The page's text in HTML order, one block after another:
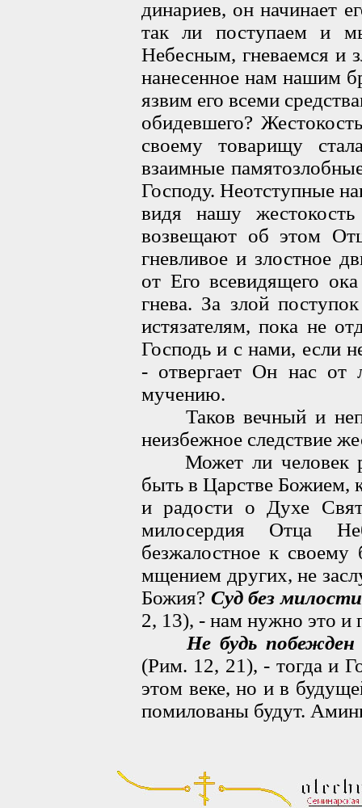
динариев, он начинает
так ли поступаем и
Небесным, гневаемся и
нанесенное нам нашим
язвим его всеми
обидевшего?
своему товарищу
взаимные
Господу. Неотступные
видя нашу
возвещают об этом
гневливое и злостное
от Его всевидящего
гнева. За злой
истязателям, пока не
Господь и с нами, если
- отвергает Он нас от
мучению.
Таков вечный и
неизбежное следствие
Может ли человек
быть в Царстве Божием,
и радости о Духе
милосердия Отца
безжалостное к своему
мщением других, не
Божия? Суд без
2, 13), - нам нужно это и
Не будь
(Рим. 12, 21), - тогда и
этом веке, но и в
помилованы будут.